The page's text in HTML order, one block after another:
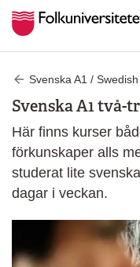
Svenska A1 / Swedish
Svenska A1 två-
Här finns kurser
förkunskaper alls
studerat lite
dagar i veckan.